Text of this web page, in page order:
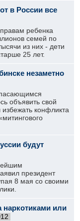
в России все
ребенка
семей по
из них - дети
25 лет.
незаметно
объявить свой
конфликта
будут
президент
8 мая со своими
наркотиками или